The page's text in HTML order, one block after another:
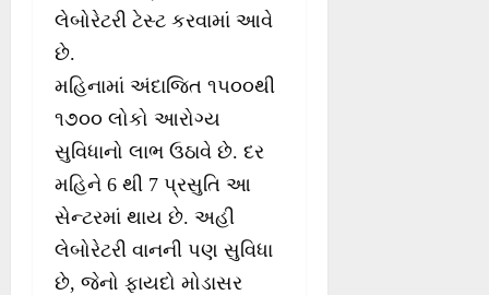
લેબોરેટરી ટેસ્ટ કરવામાં આવે
છે.
મહિનામાં અંદાજિત ૧૫૦૦થી
૧૭૦૦ લોકો આરોગ્ય
સુવિધાનો લાભ ઉઠાવે છે. દર
મહિને 6 થી 7 પ્રસુતિ આ
સેન્ટરમાં થાય છે. અહી
લેબોરેટરી વાનની પણ સુવિધા
છે, જેનો ફાયદો મોડાસર